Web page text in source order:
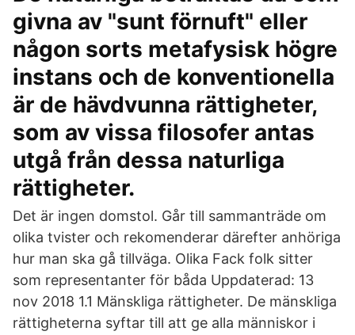
givna av "sunt förnuft" eller
någon sorts metafysisk högre
instans och de konventionella
är de hävdvunna rättigheter,
som av vissa filosofer antas
utgå från dessa naturliga
rättigheter.
Det är ingen domstol. Går till sammanträde om
olika tvister och rekomenderar därefter anhöriga
hur man ska gå tillväga. Olika Fack folk sitter
som representanter för båda Uppdaterad: 13
nov 2018 1.1 Mänskliga rättigheter. De mänskliga
rättigheterna syftar till att ge alla människor i